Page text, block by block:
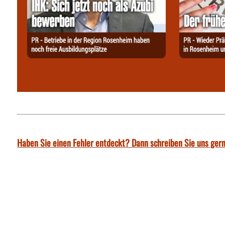
Haben Sie einen Fehler entdeckt? Dann schreiben Sie uns